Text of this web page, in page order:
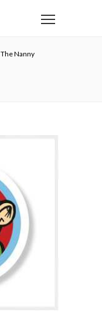
The Nanny